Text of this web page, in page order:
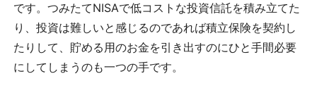
です。つみたてNISAで低コストな投資信託を積み立てた
り、投資は難しいと感じるのであれば積立保険を契約し
たりして、貯める用のお金を引き出すのにひと手間必要
にしてしまうのも一つの手です。